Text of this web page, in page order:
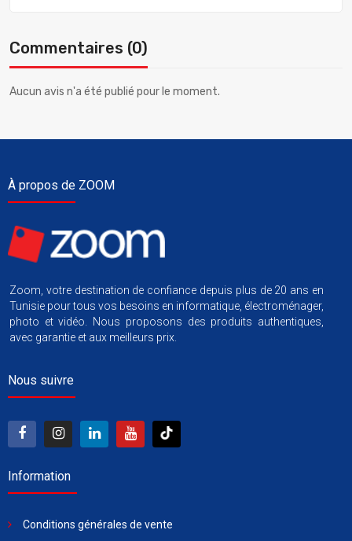
Commentaires (0)
Aucun avis n'a été publié pour le moment.
À propos de ZOOM
Zoom, votre destination de confiance depuis plus de 20 ans en
Tunisie pour tous vos besoins en informatique, électroménager,
photo et vidéo. Nous proposons des produits authentiques,
avec garantie et aux meilleurs prix.
Nous suivre
Information
Conditions générales de vente